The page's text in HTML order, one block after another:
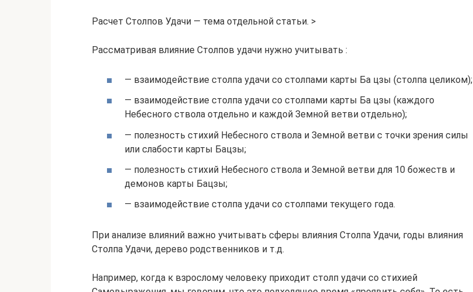
Расчет Столпов Удачи — тема отдельной статьи. >
Рассматривая влияние Столпов удачи нужно учитывать :
— взаимодействие столпа удачи со столпами карты Ба цзы (столпа целиком);
— взаимодействие столпа удачи со столпами карты Ба цзы (каждого
Небесного ствола отдельно и каждой Земной ветви отдельно);
— полезность стихий Небесного ствола и Земной ветви с точки зрения силы
или слабости карты Бацзы;
— полезность стихий Небесного ствола и Земной ветви для 10 божеств и
демонов карты Бацзы;
— взаимодействие столпа удачи со столпами текущего года.
При анализе влияний важно учитывать сферы влияния Столпа Удачи, годы влияния
Столпа Удачи, дерево родственников и т.д.
Например, когда к взрослому человеку приходит столп удачи со стихией